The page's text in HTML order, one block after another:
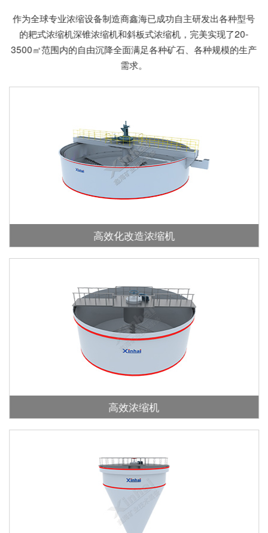
作为全球专业浓缩设备制造商鑫海已成功自主研发出各种型号
的耙式浓缩机深锥浓缩机和斜板式浓缩机，完美实现了20-
3500㎡范围内的自由沉降全面满足各种矿石、各种规模的生产
需求。
高效化改造浓缩机
高效浓缩机